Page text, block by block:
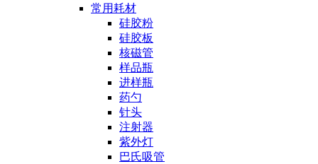
常用耗材
硅胶粉
硅胶板
核磁管
样品瓶
进样瓶
药勺
针头
注射器
紫外灯
巴氏吸管